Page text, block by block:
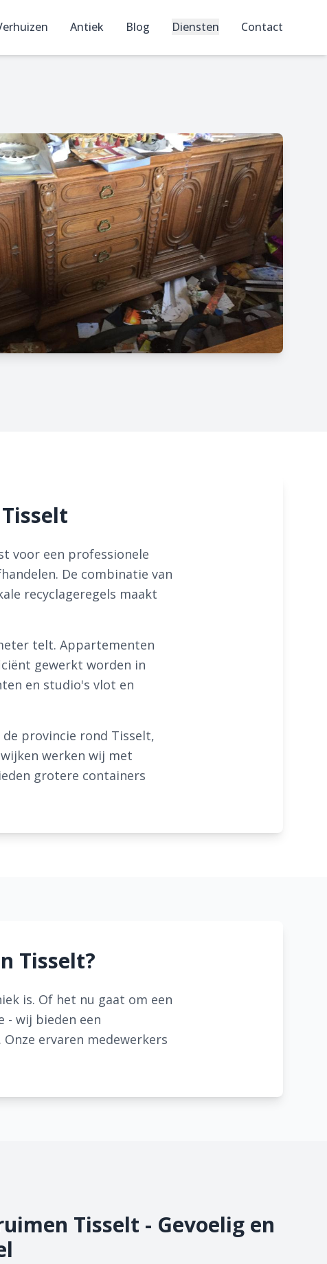
Antiek Blog Diensten Contact
voor een professionele
De combinatie van
recyclageregels maakt
telt. Appartementen
gewerkt worden in
en studio's vlot en
provincie rond Tisselt,
werken wij met
grotere containers
Tisselt?
is. Of het nu gaat om een
- wij bieden een
ervaren medewerkers
Tisselt - Gevoelig en